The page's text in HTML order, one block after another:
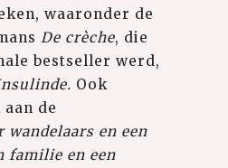
waaronder de
De crèche, die
bestseller werd,
Ook
de
wandelaars en een
familie en een